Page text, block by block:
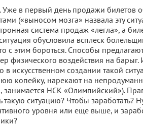
Уже в первый день продажи билетов
(«выносом мозга» назвала эту
система продаж «легла», а
обусловила всплеск
с этим бороться. Способы
физического воздействия на барыг.
искусственном создании такой
копейку, нарекают на
НСК «Олимпийский»).
ситуацию? Чтобы заработать?
уровня или еще выше, и